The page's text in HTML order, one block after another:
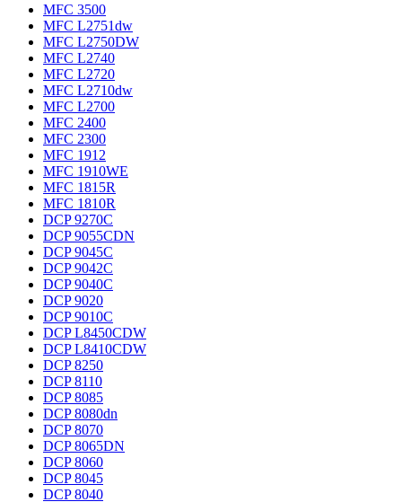
MFC 3500
MFC L2751dw
MFC L2750DW
MFC L2740
MFC L2720
MFC L2710dw
MFC L2700
MFC 2400
MFC 2300
MFC 1912
MFC 1910WE
MFC 1815R
MFC 1810R
DCP 9270C
DCP 9055CDN
DCP 9045C
DCP 9042C
DCP 9040C
DCP 9020
DCP 9010C
DCP L8450CDW
DCP L8410CDW
DCP 8250
DCP 8110
DCP 8085
DCP 8080dn
DCP 8070
DCP 8065DN
DCP 8060
DCP 8045
DCP 8040